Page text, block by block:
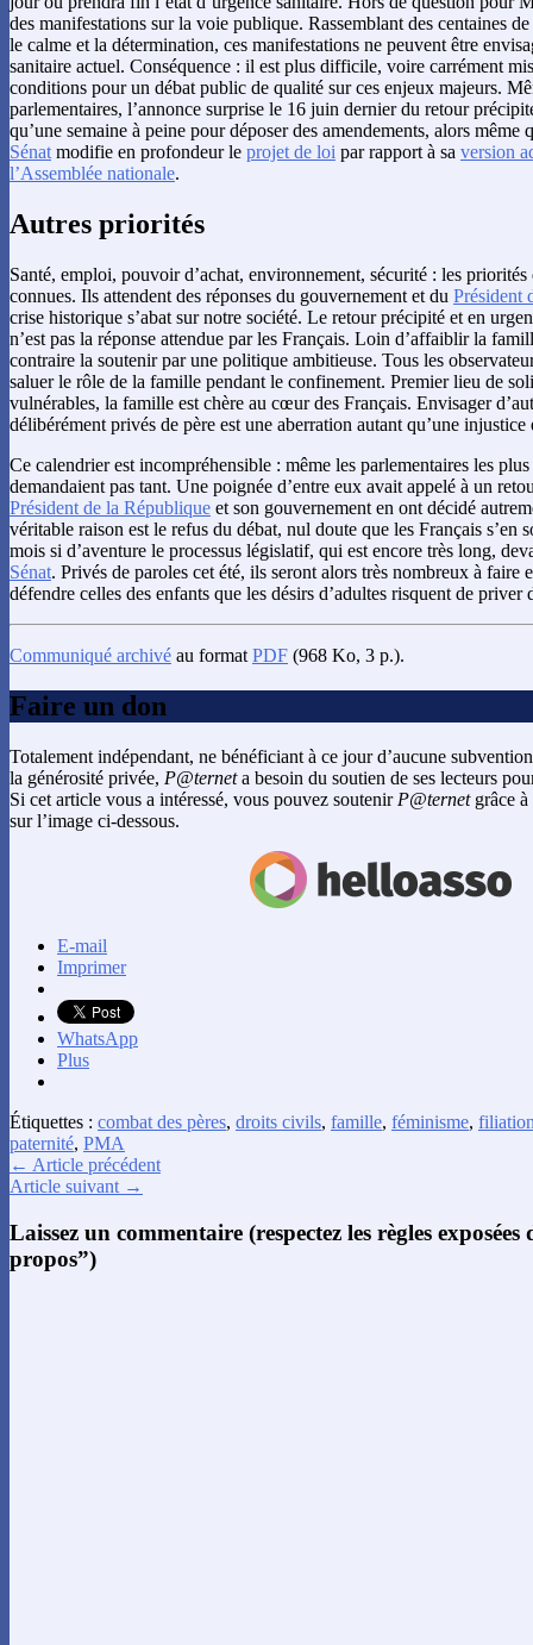
des manifestations sur la voie publique. Rassemblant des centaines
le calme et la détermination, ces manifestations ne peuvent être
sanitaire actuel. Conséquence : il est plus difficile, voire carrément
conditions pour un débat public de qualité sur ces enjeux majeurs.
parlementaires, l’annonce surprise le 16 juin dernier du retour
qu’une semaine à peine pour déposer des amendements, alors même
Sénatmodifie en profondeur le projet de loi par rapport à sa version
l’Assemblée nationale.
Autres priorités
Santé, emploi, pouvoir d’achat, environnement, sécurité : les priorités
connues. Ils attendent des réponses du gouvernement et du Président
crise historique s’abat sur notre société. Le retour précipité et en
n’est pas la réponse attendue par les Français. Loin d’affaiblir la
contraire la soutenir par une politique ambitieuse. Tous les
saluer le rôle de la famille pendant le confinement. Premier lieu de
vulnérables, la famille est chère au cœur des Français. Envisager
délibérément privés de père est une aberration autant qu’une
Ce calendrier est incompréhensible : même les parlementaires les
demandaient pas tant. Une poignée d’entre eux avait appelé à un
Président de la République et son gouvernement en ont décidé
véritable raison est le refus du débat, nul doute que les Français s’en
mois si d’aventure le processus législatif, qui est encore très long,
Sénat. Privés de paroles cet été, ils seront alors très nombreux à faire
défendre celles des enfants que les désirs d’adultes risquent de
Communiqué archivé au format PDF (968 Ko, 3 p.).
Faire un don
Totalement indépendant, ne bénéficiant à ce jour d’aucune
la générosité privée, P@terneta besoin du soutien de ses lecteurs
Si cet article vous a intéressé, vous pouvez soutenir P@ternetgrâce à
sur l’image ci-dessous.
E-mail
Imprimer
WhatsApp
Plus
Étiquettes : combat des pères, droits civils, famille, féminisme,
paternité, PMA
← Article précédent
Article suivant →
Laissez un commentaire (respectez les règles
propos”)